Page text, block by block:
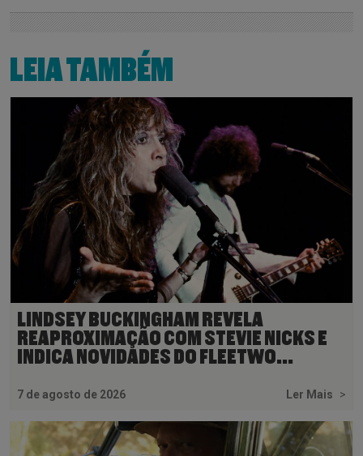
LEIA TAMBÉM
LINDSEY BUCKINGHAM REVELA
REAPROXIMAÇÃO COM STEVIE NICKS E
INDICA NOVIDADES DO FLEETWO...
7 de agosto de 2026 Ler Mais >